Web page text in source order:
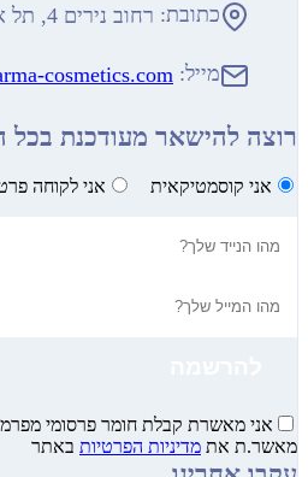
כתובת: רחוב נירים 4, תל אביב
מייל: cosmetics.com
מעודכנת בכל
אני לקוחה פרטית
קבלת חומר פרסומי מפרמה
אתמדיניות הפרטיות באתר